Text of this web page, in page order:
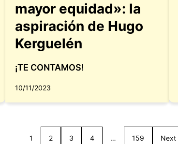
mayor equidad»: la
aspiración de Hugo
Kerguelén
¡TE CONTAMOS!
10/11/2023
1 2 3 4 … 159 Next